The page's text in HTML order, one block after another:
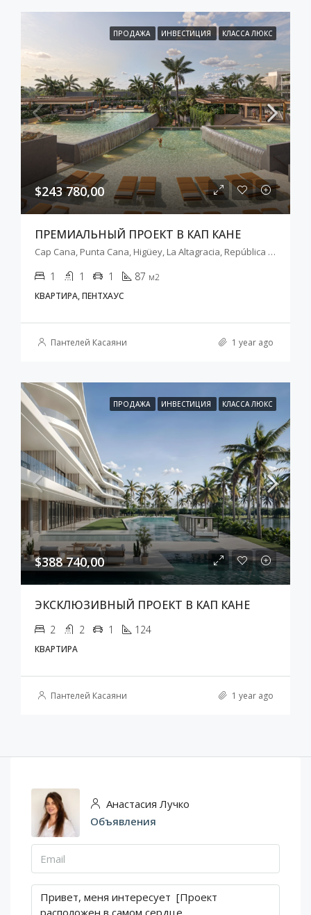
ПРОДАЖА ИНВЕСТИЦИЯ КЛАССА ЛЮКС
$243 780,00
ПРЕМИАЛЬНЫЙ ПРОЕКТ В КАП КАНЕ
Cap Cana, Punta Cana, Higüey, La Altagracia, República Dominicana
1 1 1 87 м2
КВАРТИРА, ПЕНТХАУС
Пантелей Касаяни 1 year ago
ПРОДАЖА ИНВЕСТИЦИЯ КЛАССА ЛЮКС
$388 740,00
ЭКСКЛЮЗИВНЫЙ ПРОЕКТ В КАП КАНЕ
2 2 1 124
КВАРТИРА
Пантелей Касаяни 1 year ago
Анастасия Лучко
Объявления